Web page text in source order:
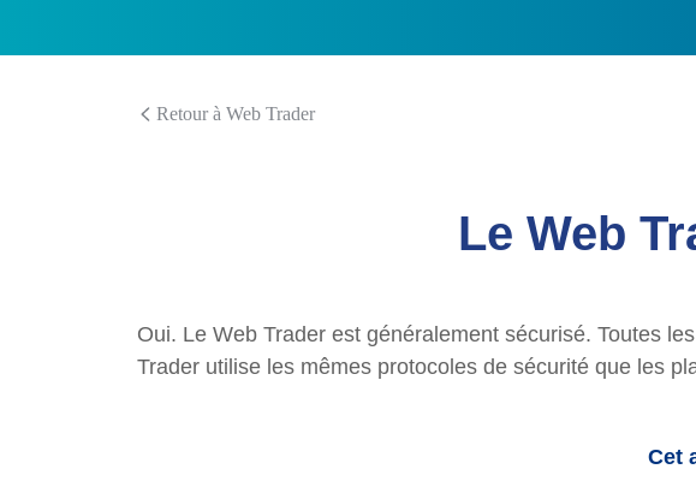
Retour à Web Trader
Le Web
Oui. Le Web Trader est généralement sécurisé. Toutes
Trader utilise les mêmes protocoles de sécurité que les
Cet